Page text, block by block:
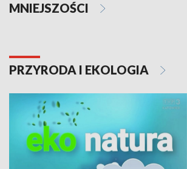
MNIEJSZOŚCI
PRZYRODA I EKOLOGIA